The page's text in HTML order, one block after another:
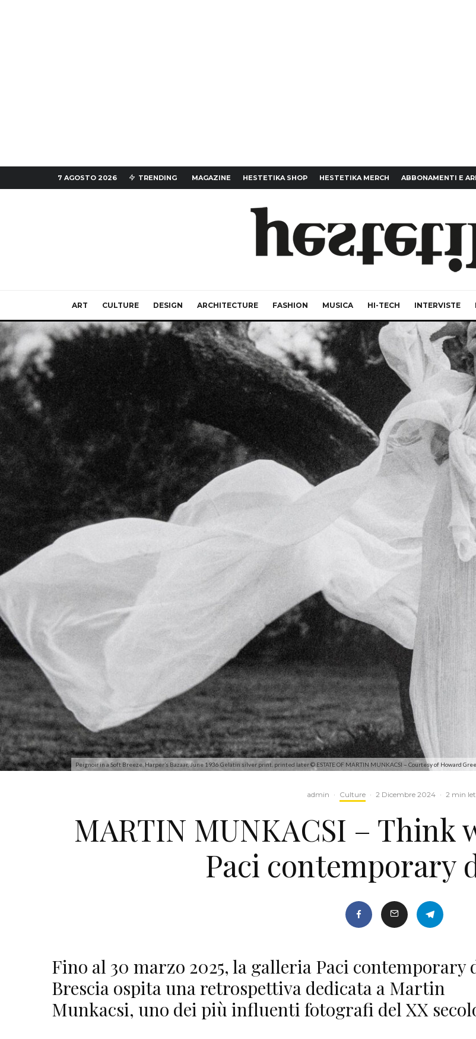
7 AGOSTO 2026 TRENDING MAGAZINE HESTETIKA SHOP HESTETIKA MERCH ABBONAMENTI E
ART CULTURE DESIGN ARCHITECTURE FASHION MUSICA HI-TECH INTERVISTE
Peignoir in a Soft Breeze, Harper’s Bazaar, June 1936 Gelatin silver print, printed later © ESTATE OF MARTIN MUNKACSI – Courtesy of Howard
admin · Culture · 2 Dicembre 2024 · 2 min
MARTIN MUNKACSI – Think
Paci contemporary
Fino al 30 marzo 2025, la galleria Paci contemporary
Brescia ospita una retrospettiva dedicata a Martin
Munkacsi, uno dei più influenti fotografi del XX